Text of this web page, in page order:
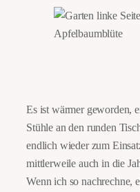
Apfelbaumblüte
Es ist wärmer geworden,
Stühle an den runden
endlich wieder zum
mittlerweile auch in die
Wenn ich so nachrechne,